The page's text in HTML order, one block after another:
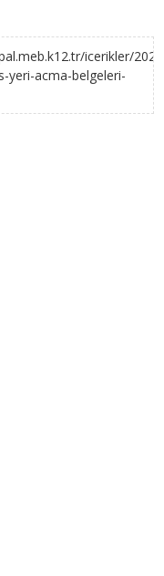
icerikler/
yeri-acma-belgeleri-